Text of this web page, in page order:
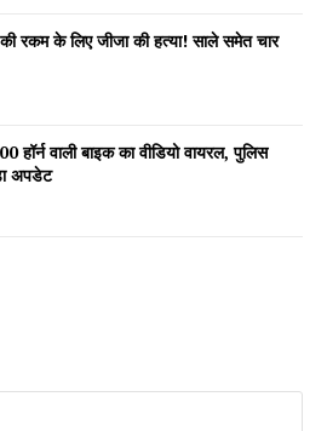
News on AIN
रकम के लिए जीजा की हत्या! साले समेत चार
हॉर्न वाली बाइक का वीडियो वायरल, पुलिस
अपडेट